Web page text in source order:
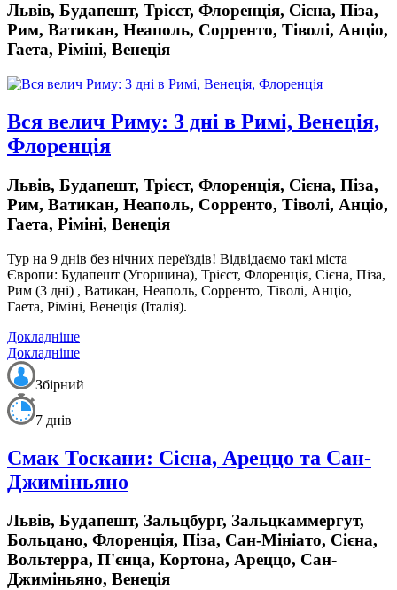
Львів, Будапешт, Трієст, Флоренція, Сієна, Піза,
Рим, Ватикан, Неаполь, Сорренто, Тіволі, Анціо,
Гаета, Ріміні, Венеція
Вся велич Риму: 3 дні в Римі, Венеція,
Флоренція
Львів, Будапешт, Трієст, Флоренція, Сієна, Піза,
Рим, Ватикан, Неаполь, Сорренто, Тіволі, Анціо,
Гаета, Ріміні, Венеція
Тур на 9 днів без нічних переїздів! Відвідаємо такі міста
Європи: Будапешт (Угорщина), Трієст, Флоренція, Сієна, Піза,
Рим (3 дні) , Ватикан, Неаполь, Сорренто, Тіволі, Анціо,
Гаета, Ріміні, Венеція (Італія).
Докладніше
Докладніше
Збірний
7 днів
Смак Тоскани: Сієна, Ареццо та Сан-
Джиміньяно
Львів, Будапешт, Зальцбург, Зальцкаммергут,
Больцано, Флоренція, Піза, Сан-Мініато, Сієна,
Вольтерра, П'єнца, Кортона, Ареццо, Сан-
Джиміньяно, Венеція